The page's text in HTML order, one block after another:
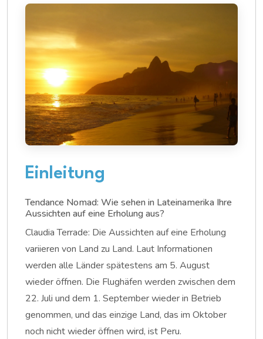
Einleitung
Tendance Nomad: Wie sehen in Lateinamerika Ihre
Aussichten auf eine Erholung aus?
Claudia Terrade: Die Aussichten auf eine Erholung
variieren von Land zu Land. Laut Informationen
werden alle Länder spätestens am 5. August
wieder öffnen. Die Flughäfen werden zwischen dem
22. Juli und dem 1. September wieder in Betrieb
genommen, und das einzige Land, das im Oktober
noch nicht wieder öffnen wird, ist Peru.